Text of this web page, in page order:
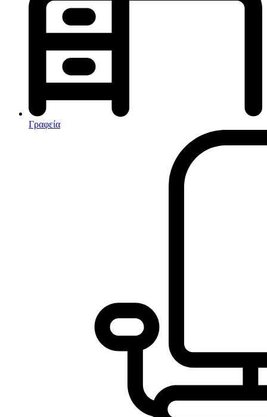
Κλιματισμός-Θέρμανση
Κλιματιστικά
Ηλεκτρικά Καλοριφέρ
Καλοριφέρ Λαδιού
Ηλεκτρικά Καλοριφέρ
Εντομοαπωθητικα
θερμοπομποί-Convectors
Γραφεία